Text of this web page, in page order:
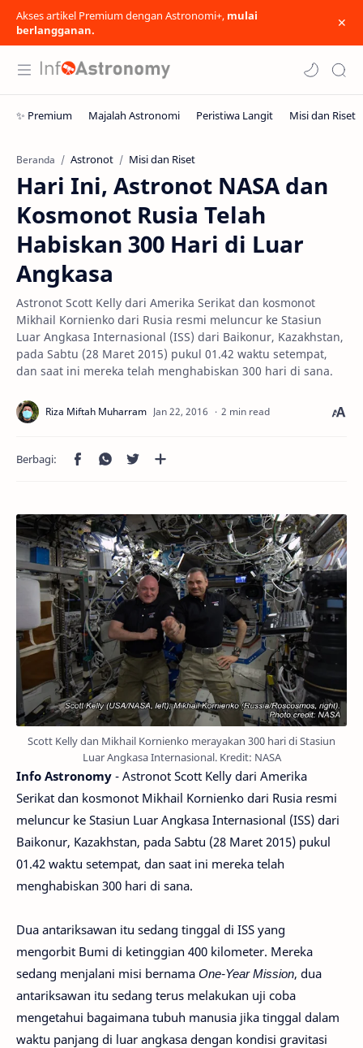
Akses artikel Premium dengan Astronomi+, mulai
berlangganan.
Beranda Astronot Misi dan Riset
Hari Ini, Astronot NASA dan
Kosmonot Rusia Telah
Habiskan 300 Hari di Luar
Angkasa
Astronot Scott Kelly dari Amerika Serikat dan kosmonot
Mikhail Kornienko dari Rusia resmi meluncur ke Stasiun
Luar Angkasa Internasional (ISS) dari Baikonur, Kazakhstan,
pada Sabtu (28 Maret 2015) pukul 01.42 waktu setempat,
dan saat ini mereka telah menghabiskan 300 hari di sana.
2 min read
Scott Kelly dan Mikhail Kornienko merayakan 300 hari di Stasiun
Luar Angkasa Internasional. Kredit: NASA
Info Astronomy - Astronot Scott Kelly dari Amerika
Serikat dan kosmonot Mikhail Kornienko dari Rusia resmi
meluncur ke Stasiun Luar Angkasa Internasional (ISS) dari
Baikonur, Kazakhstan, pada Sabtu (28 Maret 2015) pukul
01.42 waktu setempat, dan saat ini mereka telah
menghabiskan 300 hari di sana.
Dua antariksawan itu sedang tinggal di ISS yang
mengorbit Bumi di ketinggian 400 kilometer. Mereka
sedang menjalani misi bernama One-Year Mission, dua
antariksawan itu sedang terus melakukan uji coba
mengetahui bagaimana tubuh manusia jika tinggal dalam
waktu panjang di luar angkasa dengan kondisi gravitasi